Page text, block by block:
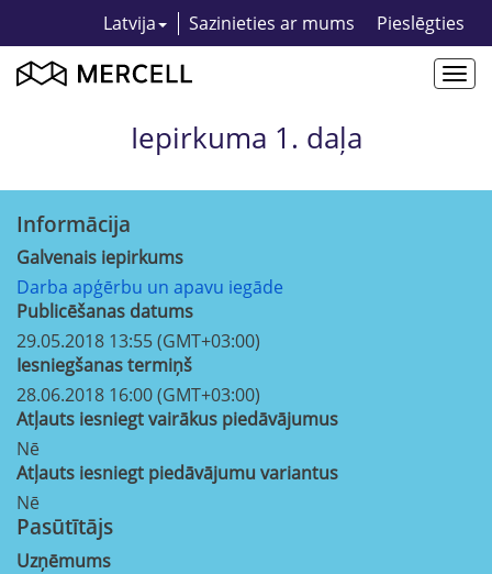
Latvija Sazinieties ar mums Pieslēgties
Iepirkuma 1. daļa
Informācija
Galvenais iepirkums
Darba apģērbu un apavu iegāde
Publicēšanas datums
29.05.2018 13:55 (GMT+03:00)
Iesniegšanas termiņš
28.06.2018 16:00 (GMT+03:00)
Atļauts iesniegt vairākus piedāvājumus
Nē
Atļauts iesniegt piedāvājumu variantus
Nē
Pasūtītājs
Uzņēmums